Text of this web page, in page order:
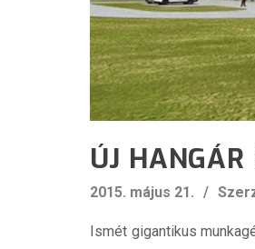
ÚJ
2015. május 21.
Ismét gigantikus